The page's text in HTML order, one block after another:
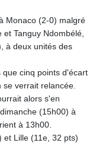
Monaco (2-0) malgré
Tanguy Ndombélé,
à deux unités des
que cinq points d'écart
verrait relancée.
alors s'en
(15h00) à
à 13h00.
et Lille (11e, 32 pts)